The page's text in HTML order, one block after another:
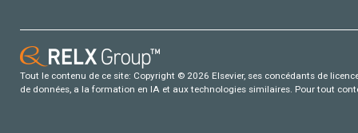
Tout le contenu de ce site: Copyright © 2026 Elsevier, ses concédants de
de données, a la formation en IA et aux technologies similaires. Pour tout